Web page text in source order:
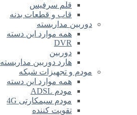
قلم سرفیس
قاب و قطعات بدنه
دوربین مداربسته
همه موارد این دسته
DVR
دوربین
هارد دوربین مداربسته
مودم و تجهیزات شبکه
همه موارد این دسته
مودم ADSL
مودم سیمکارتی 4G
تقویت کننده